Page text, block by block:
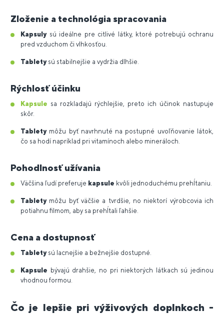
Zloženie a technológia spracovania
Kapsulysú ideálne pre citlivé látky, ktoré potrebujú ochranu
pred vzduchom či vlhkosťou.
Tabletysú stabilnejšie a vydržia dlhšie.
Rýchlosť účinku
Kapsule sa rozkladajú rýchlejšie, preto ich účinok nastupuje
skôr.
Tabletymôžu byť navrhnuté na postupné uvoľňovanie látok,
čo sa hodí napríklad pri vitamínoch alebo mineráloch.
Pohodlnosť užívania
Väčšina ľudí preferuje kapsule kvôli jednoduchému prehĺtaniu.
Tabletymôžu byť väčšie a tvrdšie, no niektorí výrobcovia ich
potiahnu filmom, aby sa prehĺtali ľahšie.
Cena a dostupnosť
Tabletysú lacnejšie a bežnejšie dostupné.
Kapsule bývajú drahšie, no pri niektorých látkach sú jedinou
vhodnou formou.
Čo je lepšie pri výživových doplnkoch -